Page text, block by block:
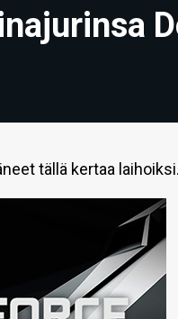
tällä kertaa laihoiksi.